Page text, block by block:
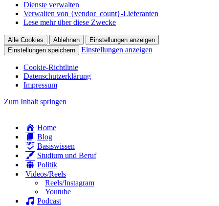
Dienste verwalten
Verwalten von {vendor_count}-Lieferanten
Lese mehr über diese Zwecke
Alle Cookies Ablehnen
Einstellungen anzeigen
Einstellungen speichern
Einstellungen anzeigen
Cookie-Richtlinie
Datenschutzerklärung
Impressum
Zum Inhalt springen
Home
Blog
Basiswissen
Studium und Beruf
Politik
Videos/Reels
Reels/Instagram
Youtube
Podcast